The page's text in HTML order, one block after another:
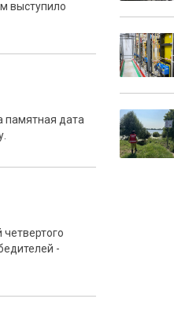
выступило
памятная дата
-